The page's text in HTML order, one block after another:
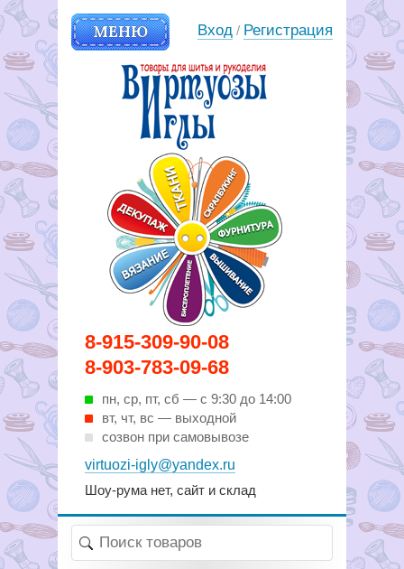
8-915-309-90-08
8-903-783-09-68
пн, ср, пт, cб — с 9:30 до 14:00
вт, чт, вс — выходной
созвон при самовывозе
virtuozi-igly@yandex.ru
Шоу-рума нет, сайт и склад
МЕНЮ
Вирутозы иглы. Товары для
шитья и рукоделья
Вход / Регистрация